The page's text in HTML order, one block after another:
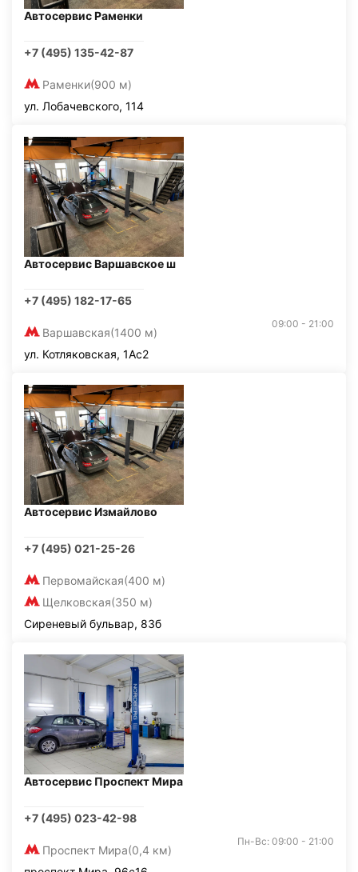
Автосервис Раменки
+7 (495) 135-42-87
Раменки(900 м)
ул. Лобачевского, 114
Автосервис Варшавское ш
+7 (495) 182-17-65
Варшавская(1400 м)
09:00 - 21:00
ул. Котляковская, 1Ас2
Автосервис Измайлово
+7 (495) 021-25-26
Первомайская(400 м)
Щелковская(350 м)
Сиреневый бульвар, 83б
Автосервис Проспект Мира
+7 (495) 023-42-98
Проспект Мира(0,4 км)
Пн-Вс: 09:00 - 21:00